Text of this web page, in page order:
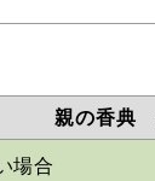
親の香典
場合